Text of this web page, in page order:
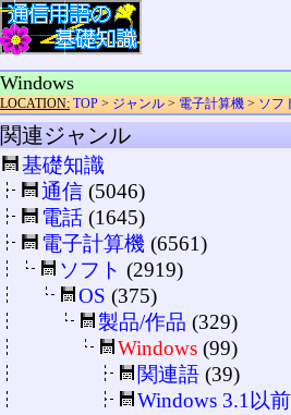
Windows
LOCATION: TOP > ジャンル > 電子計算機 > ソフ
関連ジャンル
基礎知識
通信 (5046)
電話 (1645)
電子計算機 (6561)
ソフト (2919)
OS (375)
製品/作品 (329)
Windows (99)
関連語 (39)
Windows 3.1以前